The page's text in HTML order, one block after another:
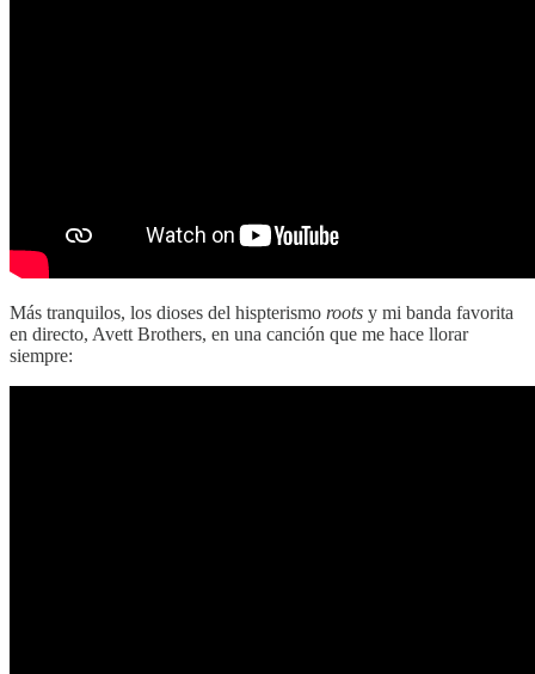
Más tranquilos, los dioses del hispterismo roots y mi banda favorita
en directo, Avett Brothers, en una canción que me hace llorar
siempre: